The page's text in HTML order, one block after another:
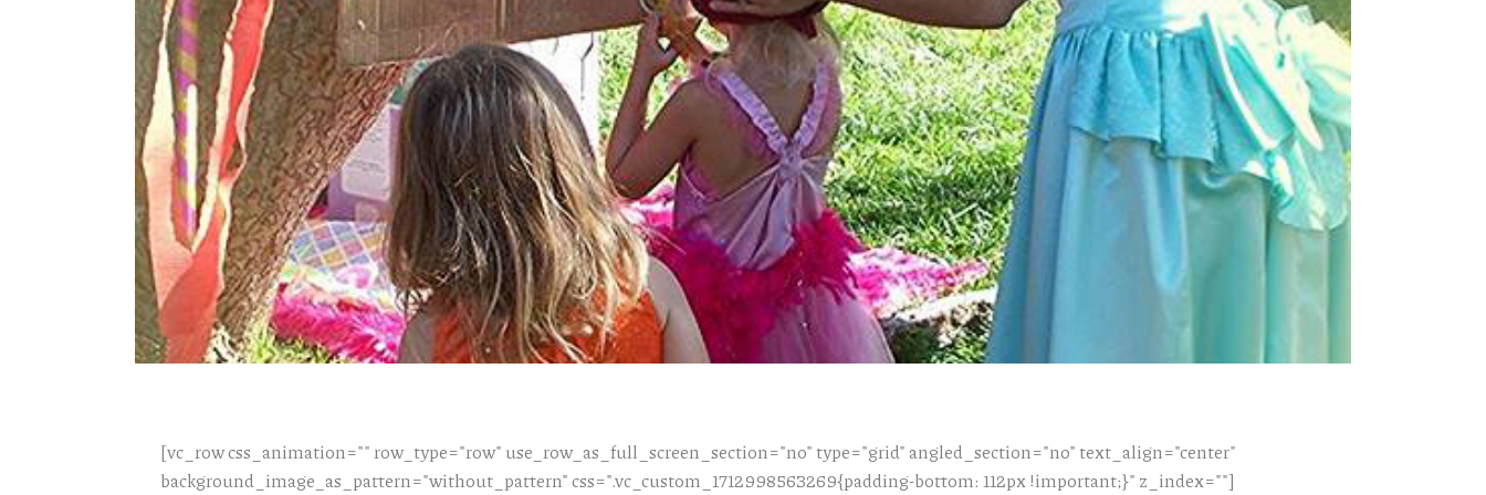
[vc_row css_animation="" row_type="row" use_row_as_full_screen_section="no" type="grid" angled_section="no" text_align="center"
background_image_as_pattern="without_pattern" css=".vc_custom_1712998563269{padding-bottom: 112px !important;}" z_index=""]